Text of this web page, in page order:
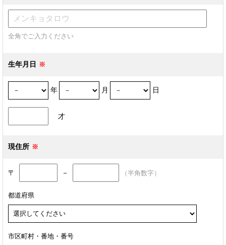
全角でご入力ください
生年月日
年 月 日
才
現住所
〒 － （半角数字）
都道府県
市区町村・番地・番号